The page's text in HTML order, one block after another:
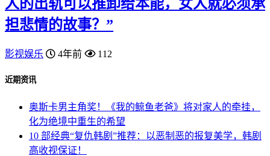
人的出轨可以推卸给本能，女人就必须承
担悲情的故事？”
影视娱乐 4年前 112
近期资讯
奥斯卡男主角奖！《我的鲸鱼老爸》将对家人的牵挂，
化为绝境中重生的希望
10 部经典“复仇韩剧”推荐：以恶制恶的报复美学，韩剧
高收视保证！